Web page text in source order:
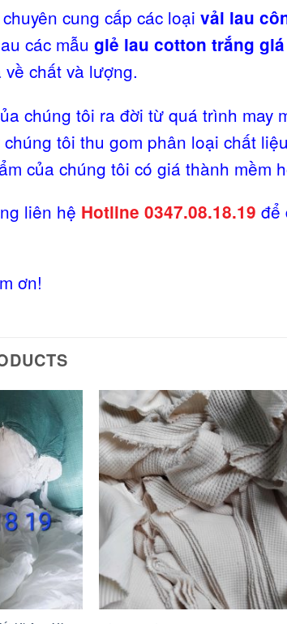
cung cấp các loại vải lau
các mẫu giẻ lau cotton trắng
chất và lượng.
chúng tôi ra đời từ quá trình may
tôi thu gom phân loại chất
của chúng tôi có giá thành mềm
liên hệ Hotline 0347.08.18.19 để
ơn!